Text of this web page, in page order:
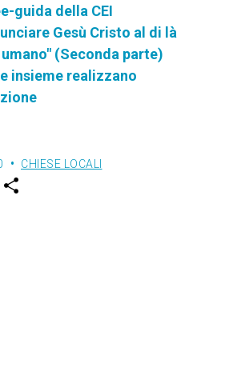
guida della CEI
Gesù Cristo al di là
(Seconda parte)
insieme realizzano
CHIESE LOCALI
w